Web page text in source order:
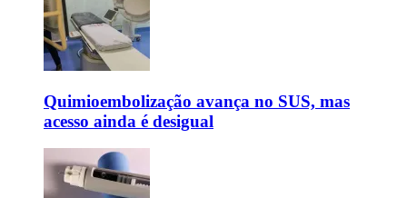
Quimioembolização avança no SUS, mas
acesso ainda é desigual